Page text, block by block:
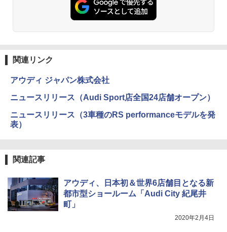
関連リンク
アウディ ジャパン株式会社
ニュースリリース（Audi Sport店全国24店舗オープン）
ニュースリリース（3車種のRS performanceモデルを発
表）
関連記事
アウディ、日本初＆世界6店舗目となる新
都市型ショールーム「Audi City 紀尾井
町」
2020年2月4日